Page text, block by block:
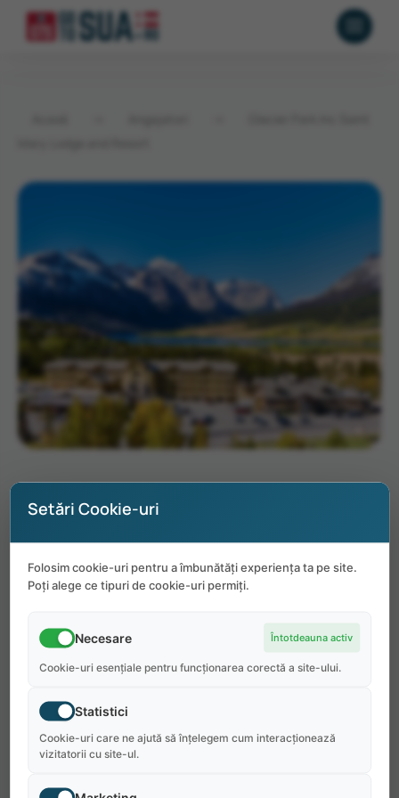
Glacier Park Inc Saint Mary
Lodge and Resort
Pentru angajator:
Puteți alege oriunde în lume să vă petreceți
vara, dar NIMIC LOC DIN LUME NU ESTE CA
GLACIERUL!! Sperăm să VA vedem în Glacier vara
viitoare și așteptăm cu nerăbdare să facem
Setări Cookie-uri
Folosim cookie-uri pentru a îmbunătăți experiența ta pe site.
Poți alege ce tipuri de cookie-uri permiți.
Necesare Întotdeauna activ
Cookie-uri esențiale pentru funcționarea corectă a site-ului.
Statistici
Cookie-uri care ne ajută să înțelegem cum interacționează
vizitatorii cu site-ul.